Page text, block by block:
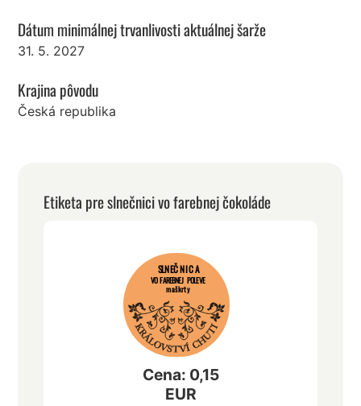
Dátum minimálnej trvanlivosti aktuálnej šarže
31. 5. 2027
Krajina pôvodu
Česká republika
Etiketa pre slnečnici vo farebnej čokoláde
SLNEČNICA
VO FAREBNEJ POLEVE
maškrty
Cena: 0,15
EUR